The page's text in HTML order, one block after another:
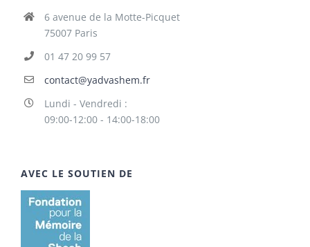
6 avenue de la Motte-Picquet
75007 Paris
01 47 20 99 57
contact@yadvashem.fr
Lundi - Vendredi :
09:00-12:00 - 14:00-18:00
AVEC LE SOUTIEN DE